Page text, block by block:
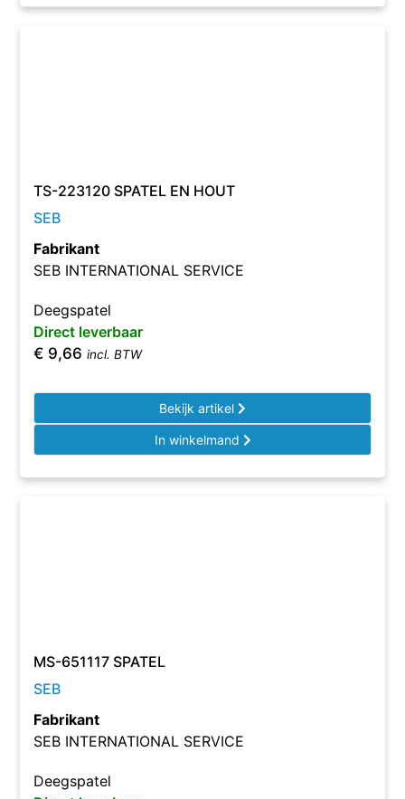
TS-223120 SPATEL EN HOUT
SEB
Fabrikant
SEB INTERNATIONAL SERVICE
Deegspatel
Direct leverbaar
€ 9,66 incl. BTW
Bekijk artikel
In winkelmand
MS-651117 SPATEL
SEB
Fabrikant
SEB INTERNATIONAL SERVICE
Deegspatel